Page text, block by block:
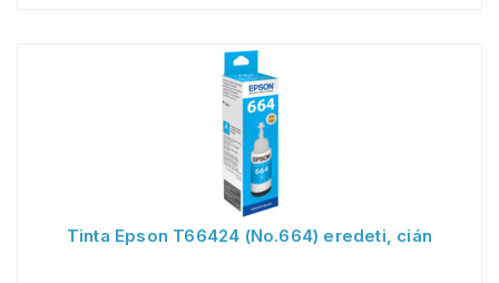
Tinta Epson T66424 (No.664) eredeti, cián